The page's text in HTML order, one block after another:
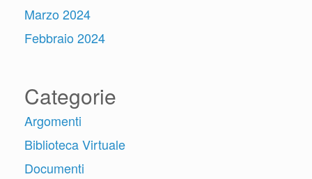
Marzo 2024
Febbraio 2024
Categorie
Argomenti
Biblioteca Virtuale
Documenti